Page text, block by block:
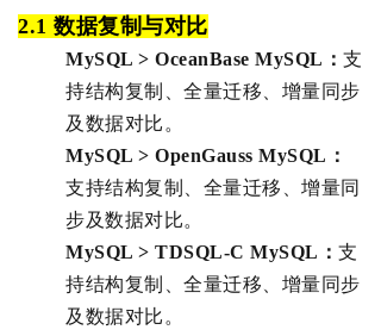
‌2.1 数据复制与对比
MySQL > OceanBase MySQL： 支
持结构复制、全量迁移、增量同步
及数据对比。
MySQL > OpenGauss MySQL：
支持结构复制、全量迁移、增量同
步及数据对比。
MySQL > TDSQL-C MySQL： 支
持结构复制、全量迁移、增量同步
及数据对比。